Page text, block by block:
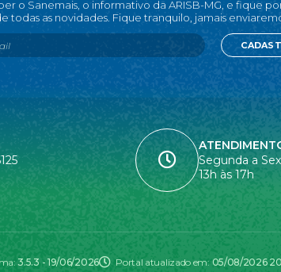
Segunda a
13h às 17h
o Sanemais, o informativo da ARISB-MG, e fique
todas as novidades. Fique tranquilo, jamais
3.5.3 - 19/06/2026 Portal atualizado em: 05/08/2026